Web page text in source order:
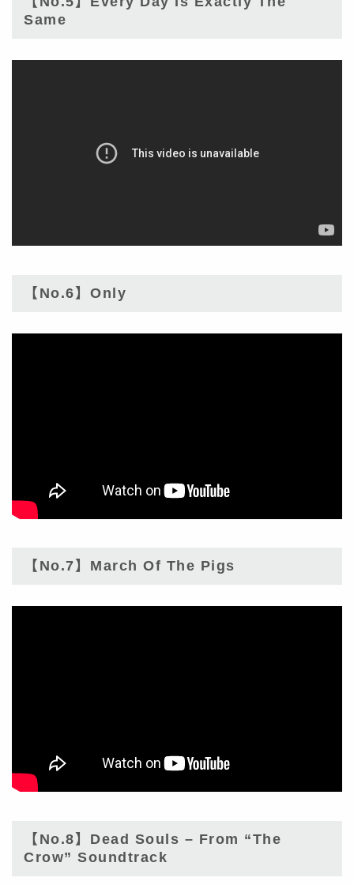
Same
【No.6】Only
【No.7】March Of The Pigs
【No.8】Dead Souls – From “The
Crow” Soundtrack